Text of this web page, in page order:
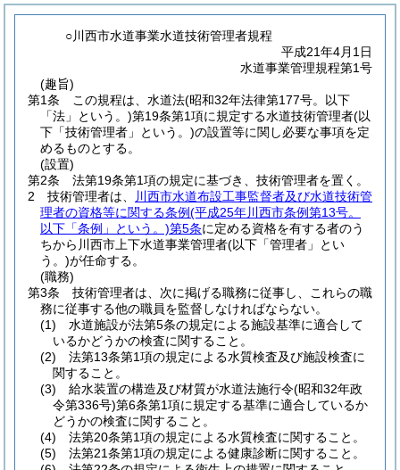
○川西市水道事業水道技術管理者規程
平成21年4月1日
水道事業管理規程第1号
(趣旨)
第1条
この規程は、水道法(昭和32年法律第177号。以下
「法」という。)第19条第1項に規定する水道技術管理者(以
下「技術管理者」という。)の設置等に関し必要な事項を定
めるものとする。
(設置)
第2条
法第19条第1項の規定に基づき、技術管理者を置く。
2
技術管理者は、
川西市水道布設工事監督者及び水道技術管
理者の資格等に関する条例(平成25年川西市条例第13号。
以下「条例」という。)第5条に定める資格を有する者のう
ちから川西市上下水道事業管理者(以下「管理者」とい
う。)が任命する。
(職務)
第3条
技術管理者は、次に掲げる職務に従事し、これらの職
務に従事する他の職員を監督しなければならない。
(1)
水道施設が法第5条の規定による施設基準に適合して
いるかどうかの検査に関すること。
(2)
法第13条第1項の規定による水質検査及び施設検査に
関すること。
(3)
給水装置の構造及び材質が水道法施行令(昭和32年政
令第336号)第6条第1項に規定する基準に適合しているか
どうかの検査に関すること。
(4)
法第20条第1項の規定による水質検査に関すること。
(5)
法第21条第1項の規定による健康診断に関すること。